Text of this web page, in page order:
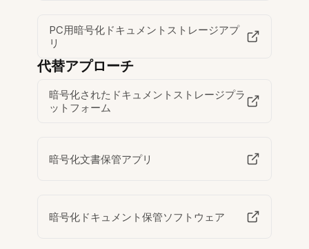
PC用暗号化ドキュメントストレージアプ
リ
代替アプローチ
暗号化されたドキュメントストレージプラ
ットフォーム
暗号化文書保管アプリ
暗号化ドキュメント保管ソフトウェア